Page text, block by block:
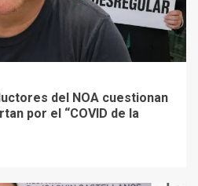
del NOA cuestionan
por el “COVID de la